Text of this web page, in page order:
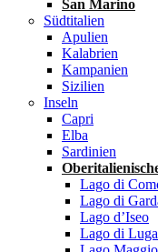
San Marino
Südtitalien
Apulien
Kalabrien
Kampanien
Sizilien
Inseln
Capri
Elba
Sardinien
Lago di
Lago di
Lago d’Iseo
Lago di